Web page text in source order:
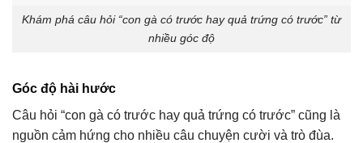
Khám phá câu hỏi “con gà có trước hay quả trứng có trước” từ
nhiều góc độ
Góc độ hài hước
Câu hỏi “con gà có trước hay quả trứng có trước” cũng là
nguồn cảm hứng cho nhiều câu chuyện cười và trò đùa.